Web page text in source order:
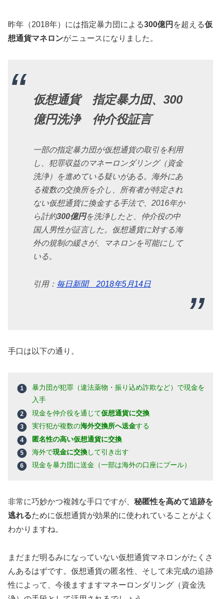
昨年（2018年）には指定暴力団による300億円 を超える仮
想通貨マネロンがニュースになりました。
仮想通貨 指定暴力団、300
億円洗浄 仲介役証言
一部の指定暴力団が仮想通貨の取引を利用
し、犯罪収益のマネーロンダリング（資金
洗浄）を進めている疑いがある。海外にあ
る複数の交換所を介し、所有者が特定され
ない仮想通貨に換金する手法で、2016年か
ら計約300億円を洗浄したと、仲介役の中
国人男性が証言した。仮想通貨に対する海
外の規制の緩さが、マネロンを可能にして
いる。
引用： 毎日新聞 2018年5月14日
手口は以下の通り。
暴力団が犯罪（違法薬物・振り込め詐欺など）で現金を
入手
現金を仲介役を通じて仮想通貨に交換
実行犯が複数の海外交換所へ送金する
匿名性の高い仮想通貨に交換
海外で現金に交換して引き出す
現金を暴力団に送金（一部は海外の口座にプール）
非常に巧妙かつ複雑な手口ですが、 秘匿性を高めて追跡を
逃れるために仮想通貨が効果的に使われていることがよく
わかりますね。
まだまだ明るみになっていない仮想通貨マネロンがたくさ
んあるはずです。仮想通貨の匿名性、そして未完成の追跡
性によって、今後ますますマネーロンダリング（資金洗